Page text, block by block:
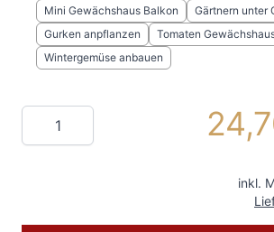
Mini Gewächshaus Balkon
Gärtnern unter
Gurken anpflanzen
Tomaten
Wintergemüse anbauen
Menge
inkl.